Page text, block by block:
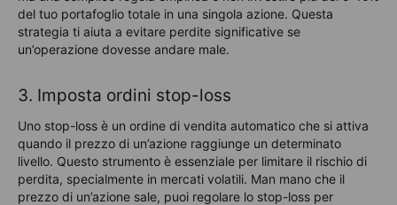
del tuo portafoglio totale in una singola azione. Questa
strategia ti aiuta a evitare perdite significative se
un’operazione dovesse andare male.
3. Imposta ordini stop-loss
Uno stop-loss è un ordine di vendita automatico che si attiva
quando il prezzo di un’azione raggiunge un determinato
livello. Questo strumento è essenziale per limitare il rischio di
perdita, specialmente in mercati volatili. Man mano che il
prezzo di un’azione sale, puoi regolare lo stop-loss per